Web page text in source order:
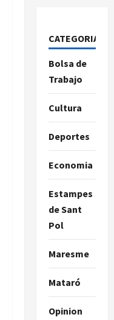
CATEGORIAS
Bolsa de
Trabajo
Cultura
Deportes
Economia
Estampes
de Sant
Pol
Maresme
Mataró
Opinion